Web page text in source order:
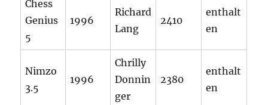
Chess
Genius
5
1996
Richard
Lang
2410
enthalt
en
Nimzo
3.5
1996
Chrilly
Donnin
ger
2380
enthalt
en